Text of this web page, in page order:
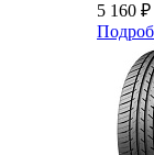
5 160 ₽